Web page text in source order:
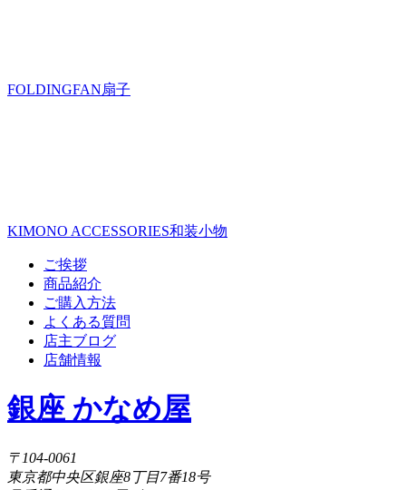
FOLDINGFAN扇子
KIMONO ACCESSORIES和装小物
ご挨拶
商品紹介
ご購入方法
よくある質問
店主ブログ
店舗情報
銀座 かなめ屋
〒104-0061
東京都中央区銀座8丁目7番18号